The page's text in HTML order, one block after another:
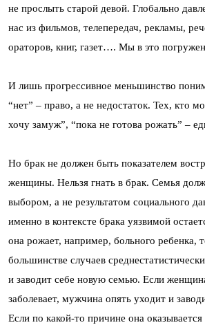
не прослыть старой девой. Глобально
нас из фильмов, телепередач, рекламы,
ораторов, книг, газет…. Мы в это
И лишь прогрессивное меньшинство
“нет” – право, а не недостаток. Тех, кто
хочу замуж”, “пока не готова рожать” –
Но брак не должен быть показателем
женщины. Нельзя гнать в брак. Семья
выбором, а не результатом социального
именно в контексте брака уязвимой
она рожает, например, больного ребенка,
большинстве случаев
и заводит себе новую семью. Если
заболевает, мужчина опять уходит и
Если по какой-то причине она